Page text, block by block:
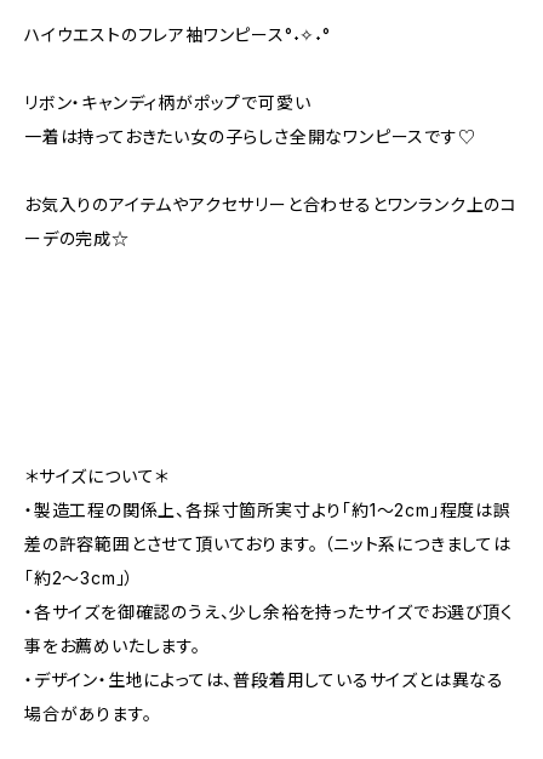
ハイウエストのフレア袖ワンピース°˖✧˖°
リボン・キャンディ柄がポップで可愛い
一着は持っておきたい女の子らしさ全開なワンピースです♡
お気入りのアイテムやアクセサリーと合わせるとワンランク上のコ
ーデの完成☆
＊サイズについて＊
・製造工程の関係上、各採寸箇所実寸より「約1～2cm」程度は誤
差の許容範囲とさせて頂いております。 （ニット系につきましては
「約2～3cm」）
・各サイズを御確認のうえ、少し余裕を持ったサイズでお選び頂く
事をお薦めいたします。
・デザイン・生地によっては、普段着用しているサイズとは異なる
場合があります。